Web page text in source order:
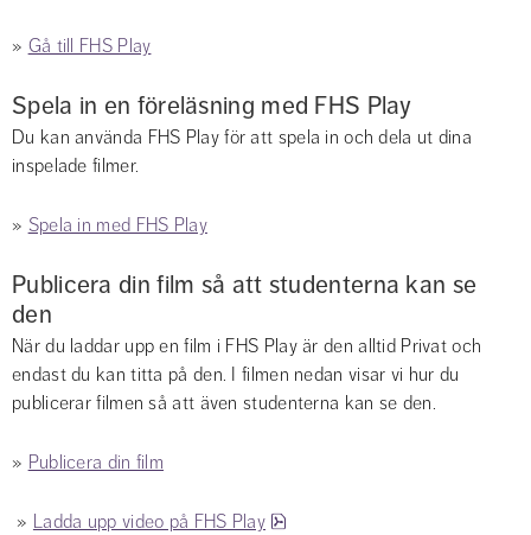
» Gå till FHS Play
Spela in en föreläsning med FHS Play
Du kan använda FHS Play för att spela in och dela ut dina
inspelade filmer.
» Spela in med FHS Play
Publicera din film så att studenterna kan se
den
När du laddar upp en film i FHS Play är den alltid Privat och
endast du kan titta på den. I filmen nedan visar vi hur du
publicerar filmen så att även studenterna kan se den.
» Publicera din film
» Ladda upp video på FHS Play